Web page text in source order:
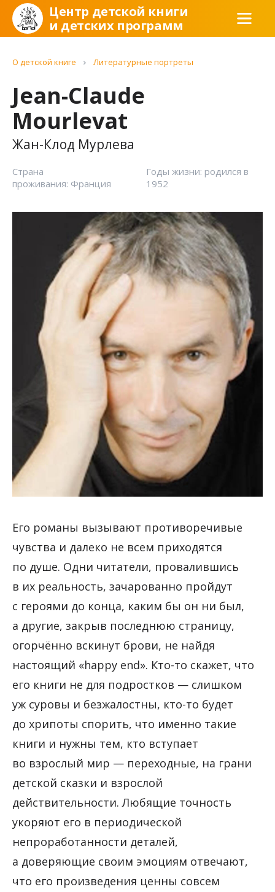
Центр детской книги
и детских программ
О детской книге Литературные портреты
Jean-Claude
Mourlevat
Жан-Клод Мурлева
Страна
проживания: Франция
Годы жизни: родился в
1952
Его романы вызывают противоречивые
чувства и далеко не всем приходятся
по душе. Одни читатели, провалившись
в их реальность, зачарованно пройдут
с героями до конца, каким бы он ни был,
а другие, закрыв последнюю страницу,
огорчённо вскинут брови, не найдя
настоящий «happy end». Кто-то скажет, что
его книги не для подростков — слишком
уж суровы и безжалостны, кто-то будет
до хрипоты спорить, что именно такие
книги и нужны тем, кто вступает
во взрослый мир — переходные, на грани
детской сказки и взрослой
действительности. Любящие точность
укоряют его в периодической
непроработанности деталей,
а доверяющие своим эмоциям отвечают,
что его произведения ценны совсем